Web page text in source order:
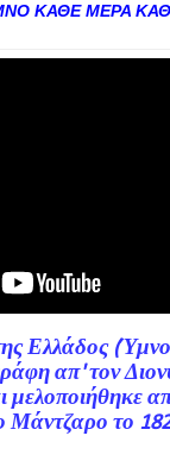
ΚΑΘΕ ΜΕΡΑ
Ελλάδος
απ' τον
μελοποιήθηκε
Μάντζαρο το